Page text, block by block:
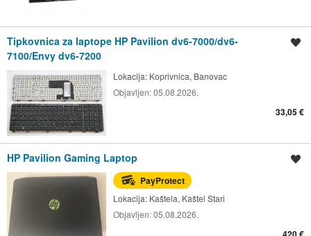
Tipkovnica za laptope HP Pavilion dv6-7000/dv6-
7100/Envy dv6-7200
Lokacija: Koprivnica, Banovac
Objavljen:05.08.2026.
33,05 €
HP Pavilion Gaming Laptop
PayProtect
Lokacija: Kaštela, Kaštel Stari
Objavljen:05.08.2026.